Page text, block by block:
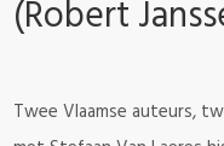
(Robert
Twee Vlaamse auteurs,